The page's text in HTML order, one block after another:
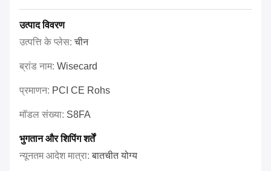
उत्पाद विवरण
उत्पत्ति के प्लेस:चीन
ब्रांड नाम: Wisecard
प्रमाणन: PCI CE Rohs
मॉडल संख्या: S8FA
भुगतान और शिपिंग शर्तें
न्यूनतम आदेश मात्रा:बातचीत योग्य